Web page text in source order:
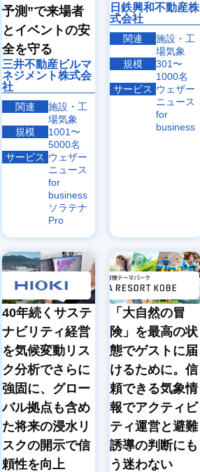
予測”で来場者
とイベントの安
全を守る
三井不動産ビルマ
ネジメント株式会
社
関連
施設・工
場気象
規模
1001〜
5000名
サービス ウェザー
ニュース
for
business
ソラテナ
Pro
日鉄興和不動産株
式会社
関連
施設・工
場気象
規模
301〜
1000名
サービス ウェザー
ニュース
for
business
40年続くサステ
ナビリティ経営
を気候変動リス
ク分析でさらに
強固に、グロー
バル拠点も含め
た将来の浸水リ
スクの開示で信
頼性を向上
「大自然の冒
険」を最高の状
態でゲストに届
けるために。信
頼できる気象情
報でアクティビ
ティ運営と避難
誘導の判断にも
う迷わない